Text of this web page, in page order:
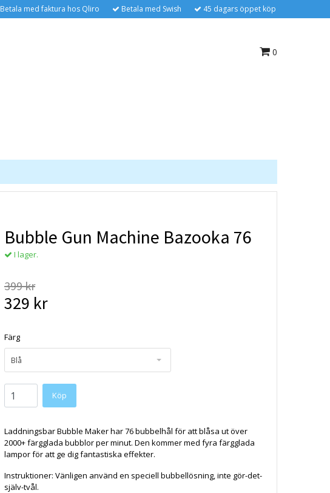
Betala med faktura hos Qliro Betala med Swish 45 dagars öppet köp
0
Bubble Gun Machine Bazooka 76
I lager.
399 kr
329 kr
Färg
Blå
Laddningsbar Bubble Maker har 76 bubbelhål för att blåsa ut över
2000+ färgglada bubblor per minut. Den kommer med fyra färgglada
lampor för att ge dig fantastiska effekter.
Instruktioner: Vänligen använd en speciell bubbellösning, inte gör-det-
själv-tvål.